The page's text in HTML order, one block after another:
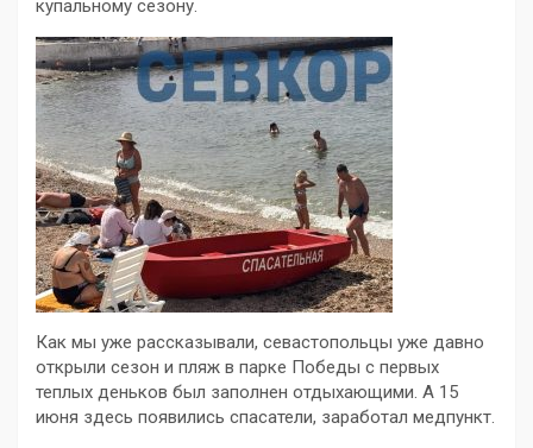
купальному сезону.
Как мы уже рассказывали, севастопольцы уже давно
открыли сезон и пляж в парке Победы с первых
теплых деньков был заполнен отдыхающими. А 15
июня здесь появились спасатели, заработал медпункт.